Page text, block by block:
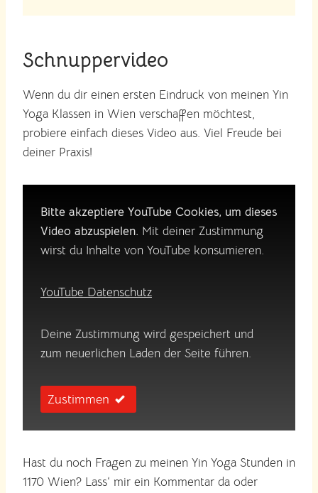
Schnuppervideo
Wenn du dir einen ersten Eindruck von meinen Yin
Yoga Klassen in Wien verschaffen möchtest,
probiere einfach dieses Video aus. Viel Freude bei
deiner Praxis!
Bitte akzeptiere YouTube Cookies, um dieses
Video abzuspielen. Mit deiner Zustimmung
wirst du Inhalte von YouTube konsumieren.
YouTube Datenschutz
Deine Zustimmung wird gespeichert und
zum neuerlichen Laden der Seite führen.
Zustimmen
Hast du noch Fragen zu meinen Yin Yoga Stunden in
1170 Wien? Lass‘ mir ein Kommentar da oder